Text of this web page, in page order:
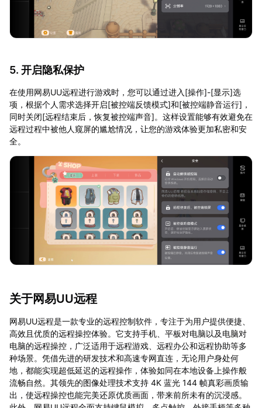
5. 开启隐私保护
在使用网易UU远程进行游戏时，您可以通过进入[操作]-[显示]选
项，根据个人需求选择开启[被控端反馈模式]和[被控端静音运行]，
同时关闭[远程结束后，恢复被控端声音]。这样设置能够有效避免在
远程过程中被他人窥屏的尴尬情况，让您的游戏体验更加私密和安
全。
关于网易UU远程
网易UU远程是一款专业的远程控制软件，专注于为用户提供便捷、
高效且优质的远程操控体验。它支持手机、平板对电脑以及电脑对
电脑的远程操控，广泛适用于远程游戏、远程办公和远程协助等多
种场景。凭借先进的研发技术和高速专网直连，无论用户身处何
地，都能实现超低延迟的远程操作，体验如同在本地设备上操作般
流畅自然。其领先的图像处理技术支持 4K 蓝光 144 帧真彩画质输
出，使远程操控也能完美还原优质画面，带来前所未有的沉浸感。